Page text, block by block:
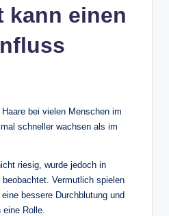
kann einen
bei vielen Menschen im
schneller wachsen als im
riesig, wurde jedoch in
Vermutlich spielen
bessere Durchblutung und
eine Rolle.